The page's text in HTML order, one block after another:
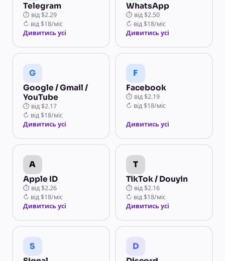
Telegram
⏱ від $2.29
↻ від $18/міс
Дивитись усі
WhatsApp
⏱ від $2.50
↻ від $18/міс
Дивитись усі
G
Google / Gmail /
YouTube
⏱ від $2.17
↻ від $18/міс
Дивитись усі
F
Facebook
⏱ від $2.19
↻ від $18/міс
Дивитись усі
A
Apple ID
⏱ від $2.26
↻ від $18/міс
Дивитись усі
T
TikTok / Douyin
⏱ від $2.16
↻ від $18/міс
Дивитись усі
S D